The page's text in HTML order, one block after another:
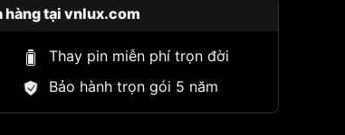
hàng tại vnlux.com
Thay pin miễn phí trọn đời
Bảo hành trọn gói 5 năm